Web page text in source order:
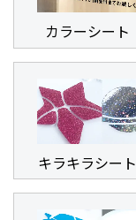
カラーシート
キラキラシート